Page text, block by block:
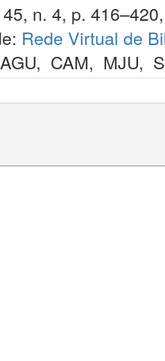
n. 4, p.
Rede Virtual de
AGU, CAM, MJU,